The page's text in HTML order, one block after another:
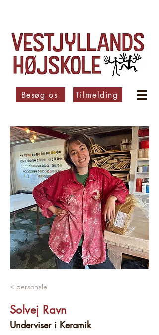
Besøg os Tilmelding
< personale
Solvej Ravn
Underviser i Keramik